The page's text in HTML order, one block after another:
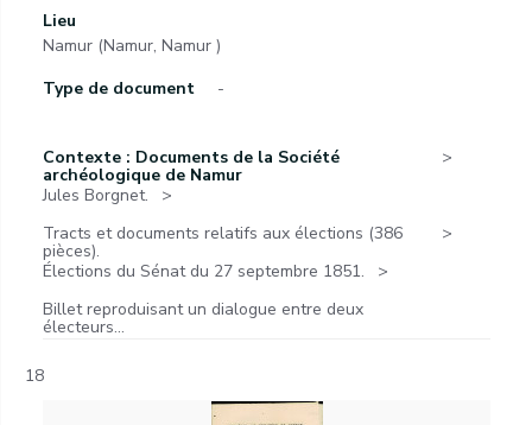
Lieu
Namur (Namur, Namur )
Type de document
-
Contexte : Documents de la Société
archéologique de Namur
Jules Borgnet.
Tracts et documents relatifs aux élections (386
pièces).
Élections du Sénat du 27 septembre 1851.
Billet reproduisant un dialogue entre deux
électeurs...
18